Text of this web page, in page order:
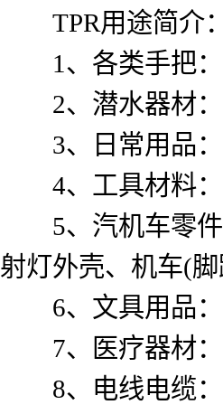
TPR用途简介：
1、各类手把：
2、潜水器材：
3、日常用品：
4、工具材料：
5、汽机车零件
射灯外壳、机车(脚
6、文具用品：
7、医疗器材：
8、电线电缆：